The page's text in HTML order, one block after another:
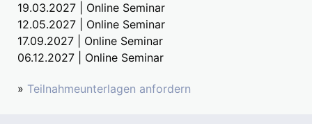
19.03.2027 | Online Seminar
12.05.2027 | Online Seminar
17.09.2027 | Online Seminar
06.12.2027 | Online Seminar
» Teilnahmeunterlagen anfordern